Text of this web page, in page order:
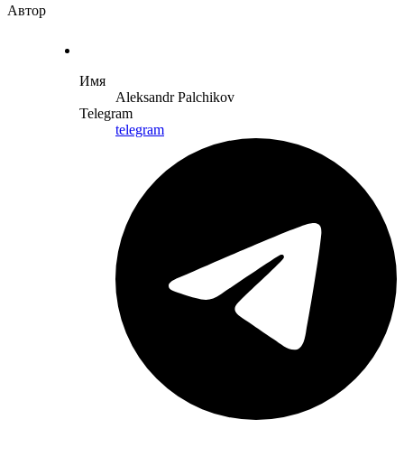
Автор
Имя
Aleksandr Palchikov
Telegram
telegram